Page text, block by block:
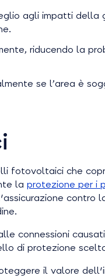
agli impatti della
riducendo la
se l’area è
fotovoltaici che
la protezione per i
contro
connessioni
di protezione
il valore